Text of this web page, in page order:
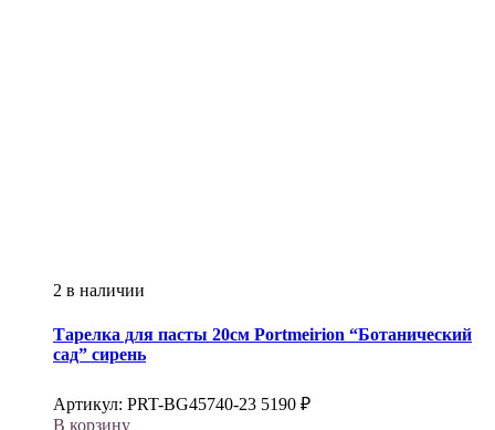
2 в наличии
Тарелка для пасты 20см Portmeirion “Ботанический
сад” сирень
Артикул: PRT-BG45740-23 5190 ₽
В корзину